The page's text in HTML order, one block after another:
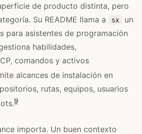
de producto distinta, pero
Su README llama a
sx
un
para asistentes de programación
habilidades,
comandos y activos
alcances de instalación en
rutas, equipos, usuarios
9
importa. Un buen contexto